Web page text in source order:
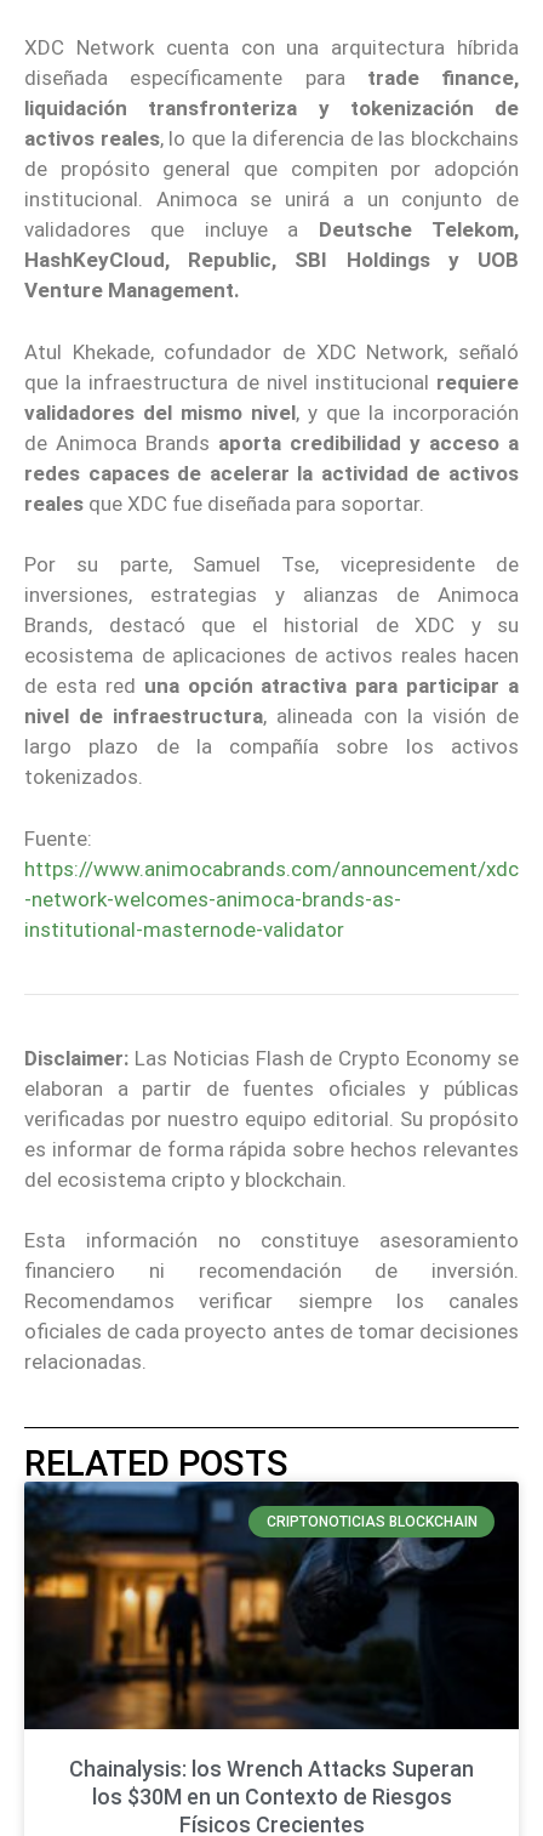
XDC Network cuenta con una arquitectura híbrida
diseñada específicamente para trade finance,
liquidación transfronteriza y tokenización de
activos reales, lo que la diferencia de las blockchains
de propósito general que compiten por adopción
institucional. Animoca se unirá a un conjunto de
validadores que incluye a Deutsche Telekom,
HashKeyCloud, Republic, SBI Holdings y UOB
Venture Management.
Atul Khekade, cofundador de XDC Network, señaló
que la infraestructura de nivel institucional requiere
validadores del mismo nivel, y que la incorporación
de Animoca Brands aporta credibilidad y acceso a
redes capaces de acelerar la actividad de activos
reales que XDC fue diseñada para soportar.
Por su parte, Samuel Tse, vicepresidente de
inversiones, estrategias y alianzas de Animoca
Brands, destacó que el historial de XDC y su
ecosistema de aplicaciones de activos reales hacen
de esta red una opción atractiva para participar a
nivel de infraestructura, alineada con la visión de
largo plazo de la compañía sobre los activos
tokenizados.
Fuente:
https://www.animocabrands.com/announcement/xdc
-network-welcomes-animoca-brands-as-
institutional-masternode-validator
Disclaimer: Las Noticias Flash de Crypto Economy se
elaboran a partir de fuentes oficiales y públicas
verificadas por nuestro equipo editorial. Su propósito
es informar de forma rápida sobre hechos relevantes
del ecosistema cripto y blockchain.
Esta información no constituye asesoramiento
financiero ni recomendación de inversión.
Recomendamos verificar siempre los canales
oficiales de cada proyecto antes de tomar decisiones
relacionadas.
RELATED POSTS
CRIPTONOTICIAS BLOCKCHAIN
Chainalysis: los Wrench Attacks Superan
los $30M en un Contexto de Riesgos
Físicos Crecientes